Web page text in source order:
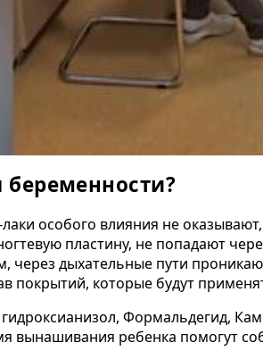
особого влияния не
пластину, не попадают
через дыхательные пути
покрытий, которые будут
Формальдегид,
вынашивания ребенка помогут